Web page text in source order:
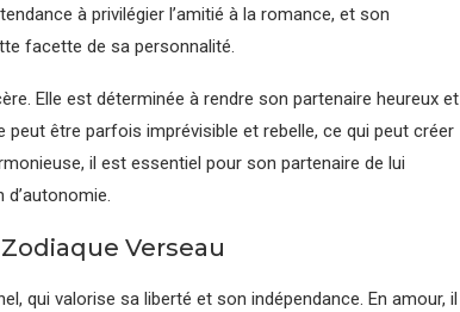
à privilégier l’amitié à la romance, et son
facette de sa personnalité.
Elle est déterminée à rendre son partenaire heureux et
être parfois imprévisible et rebelle, ce qui peut créer
il est essentiel pour son partenaire de lui
Verseau
qui valorise sa liberté et son indépendance. En amour, il